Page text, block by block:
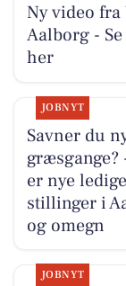
Ny video fra
Aalborg -
her
JOBNYT
Savner du
græsgange?
er nye ledige
stillinger i
og omegn
JOBNYT